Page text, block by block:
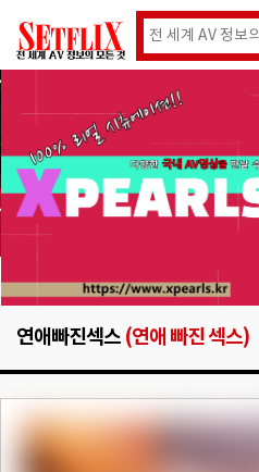
연애빠진섹스 (연애 빠진 섹스)